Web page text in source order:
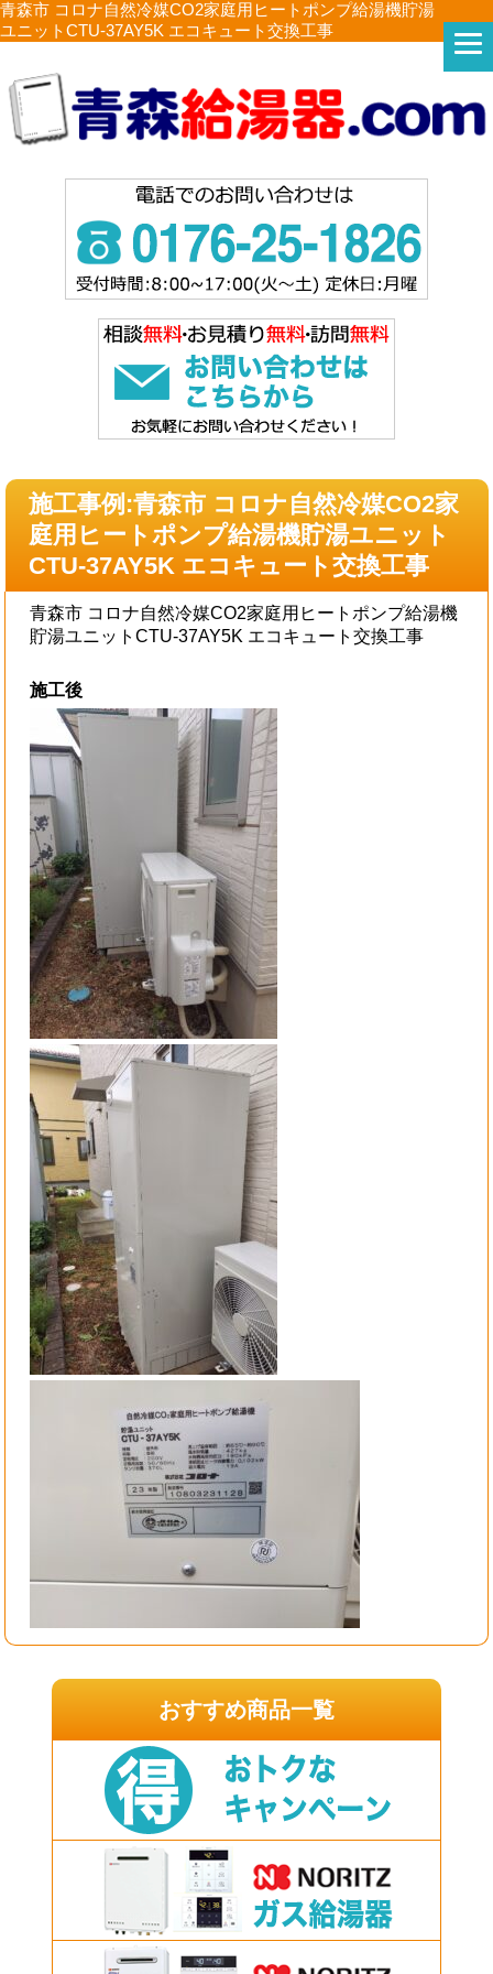
青森市 コロナ自然冷媒CO2家庭用ヒートポンプ給湯機貯湯
ユニットCTU-37AY5K エコキュート交換工事
施工事例:青森市 コロナ自然冷媒CO2家
庭用ヒートポンプ給湯機貯湯ユニット
CTU-37AY5K エコキュート交換工事
青森市 コロナ自然冷媒CO2家庭用ヒートポンプ給湯機
貯湯ユニットCTU-37AY5K エコキュート交換工事
施工後
おすすめ商品一覧